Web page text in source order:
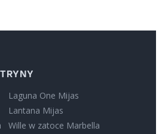
Laguna One Mijas
Lantana Mijas
Wille w zatoce Marbella